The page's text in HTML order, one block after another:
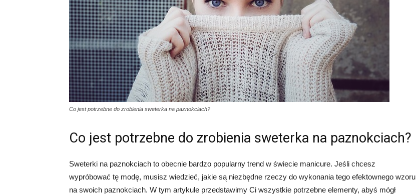
Co jest potrzebne do zrobienia sweterka na paznokciach?
Co jest potrzebne do zrobienia sweterka na paznokciach?
Sweterki na paznokciach to obecnie bardzo popularny trend w świecie manicure. Jeśli chcesz
wypróbować tę modę, musisz wiedzieć, jakie są niezbędne rzeczy do wykonania tego efektownego wzoru
na swoich paznokciach. W tym artykule przedstawimy Ci wszystkie potrzebne elementy, abyś mógł